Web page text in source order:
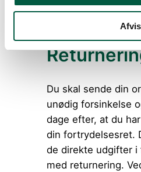
Afvis
transport eller
Du skal sende din
unødig forsinkelse
dage efter, at du
din fortrydelsesret.
de direkte udgifter i
med returnering.